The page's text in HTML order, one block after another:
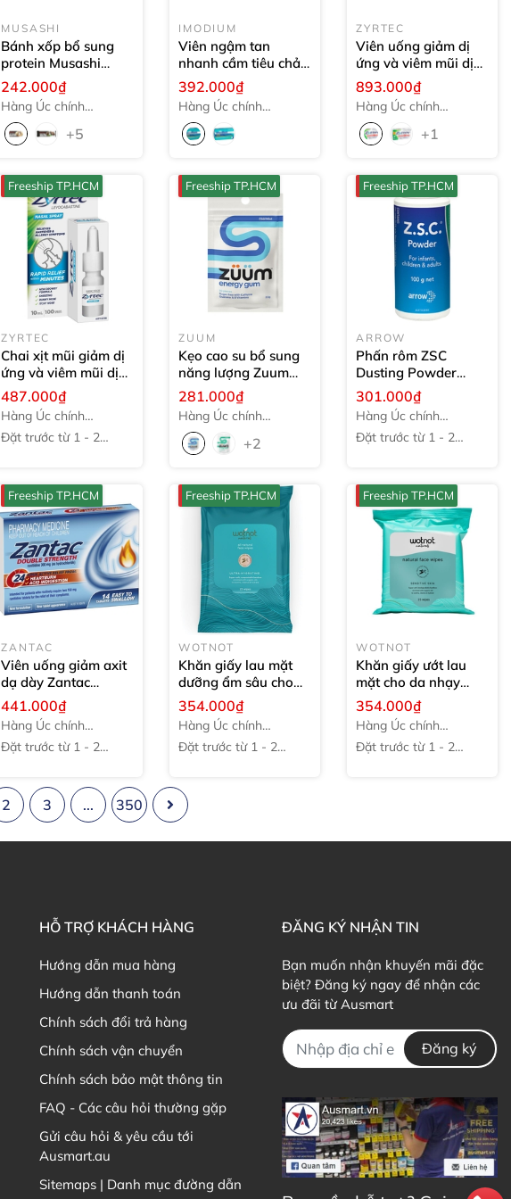
MUSASHI
Bánh xốp bổ sung
protein Musashi
Protein Wafer
(Choc Caramel)
242.000₫
Hàng Úc chính
hãng
+5
IMODIUM
Viên ngậm tan
nhanh cầm tiêu chảy
Imodium Zapid
Diarrhoea6 viên
392.000₫
Hàng Úc chính
hãng
ZYRTEC
Viên uống giảm dị
ứng và viêm mũi dị
ứng Zyrtec Rapid
Acting Antihistamine
Allergy & Hayfever
Mini Tablets30 gói
893.000₫
Hàng Úc chính
hãng
+1
Freeship TP.HCM
ZYRTEC
Chai xịt mũi giảm dị
ứng và viêm mũi dị
ứng Zyrtec
Antihistamine
Hayfever & Allergy
Nasal Spray10ml
487.000₫
Hàng Úc chính
hãng
Đặt trước từ 1 - 2
Freeship TP.HCM
ZUUM
Kẹo cao su bổ sung
năng lượng Zuum
Energy Chewing
Gum10 miếng (Cool
mint)
281.000₫
Hàng Úc chính
hãng
+2
Freeship TP.HCM
ARROW
Phấn rôm ZSC
Dusting Powder
100g
301.000₫
Hàng Úc chính
hãng
Đặt trước từ 1 - 2
Freeship TP.HCM
ZANTAC
Viên uống giảm axit
dạ dày Zantac
Double Strength 24
Hour Ranitidine
300mg14 viên
441.000₫
Hàng Úc chính
hãng
Đặt trước từ 1 - 2
Freeship TP.HCM
WOTNOT
Khăn giấy lau mặt
dưỡng ẩm sâu cho
da khô và da lão hóa
WotNot Natural
Organic Ultra
Hydrating Facial
354.000₫
Hàng Úc chính
hãng
Đặt trước từ 1 - 2
Freeship TP.HCM
WOTNOT
Khăn giấy ướt lau
mặt cho da nhạy
cảm WotNot Natural
Organic Sensitive
Facial Wipes All
Skin Types1 gói (25
354.000₫
Hàng Úc chính
hãng
Đặt trước từ 1 - 2
2 3 ... 350
HỖ TRỢ KHÁCH HÀNG
Hướng dẫn mua hàng
Hướng dẫn thanh toán
Chính sách đổi trả hàng
Chính sách vận chuyển
Chính sách bảo mật thông tin
FAQ - Các câu hỏi thường gặp
Gửi câu hỏi & yêu cầu tới
Ausmart.au
Sitemaps | Danh mục đường dẫn
ĐĂNG KÝ NHẬN TIN
Bạn muốn nhận khuyến mãi đặc
biệt? Đăng ký ngay để nhận các
ưu đãi từ Ausmart
Đăng ký